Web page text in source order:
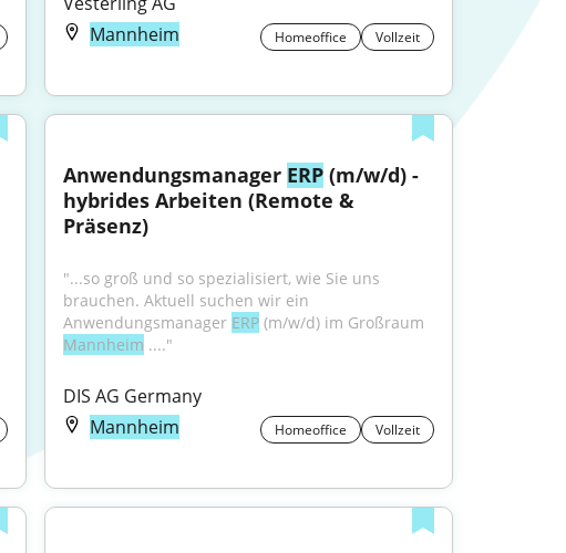
Mannheim
Homeoffice Vollzeit
Anwendungsmanager ERP (m/w/d) -
hybrides Arbeiten (Remote &
Präsenz)
"...so groß und so spezialisiert, wie Sie uns
brauchen. Aktuell suchen wir ein
Anwendungsmanager ERP
Mannheim ...."
DIS AG Germany
Mannheim
Homeoffice Vollzeit